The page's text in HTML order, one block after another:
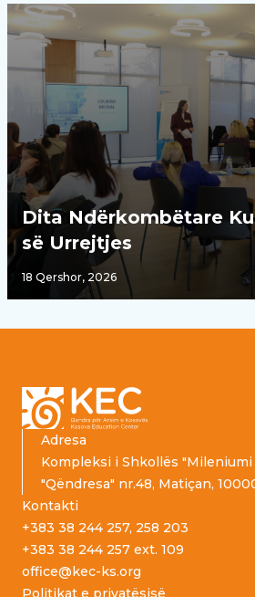
Dita Ndërkombëtare
së Urrejtjes
18 Qershor, 2026
Adresa
Kompleksi i Shkollës "Mileniumi
"Qëndresa" nr.48, Matiçan,
Kontakti
+383 38 244 257, 258 203
+383 38 244 257 ext. 109
office@kec-ks.org
Politikat e privatësisë